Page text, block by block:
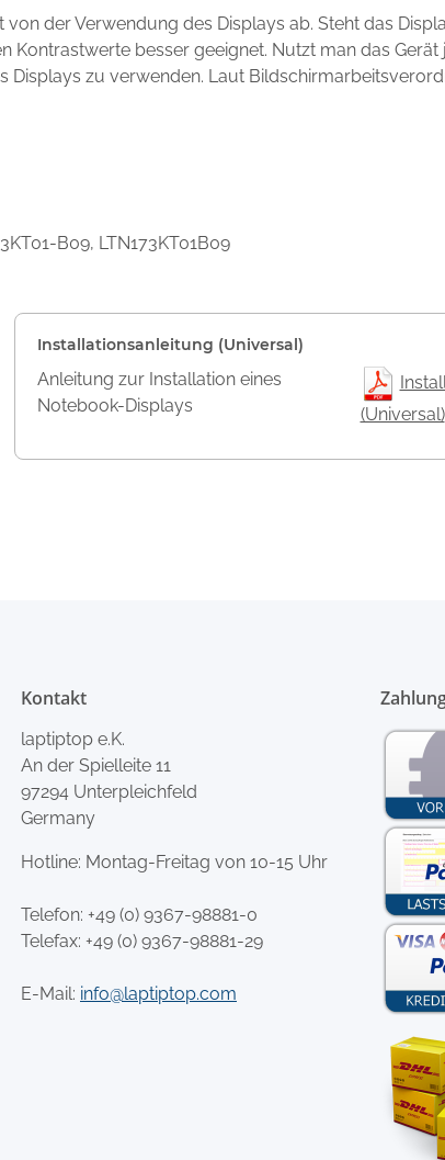
der Verwendung des Displays ab. Steht das
besser geeignet. Nutzt man das
Displays zu verwenden. Laut
B09, LTN173KT01B09
Installationsanleitung (Universal)
Anleitung zur Installation eines
Notebook-Displays
(Universal)
Kontakt
laptiptop e.K.
An der Spielleite 11
97294 Unterpleichfeld
Germany
Hotline: Montag-Freitag von 10-15 Uhr
Telefon: +49 (0) 9367-98881-0
Telefax: +49 (0) 9367-98881-29
E-Mail: info@laptiptop.com